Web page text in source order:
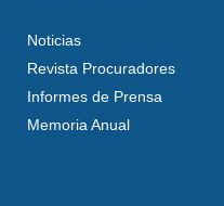
Noticias
Revista Procuradores
Informes de Prensa
Memoria Anual